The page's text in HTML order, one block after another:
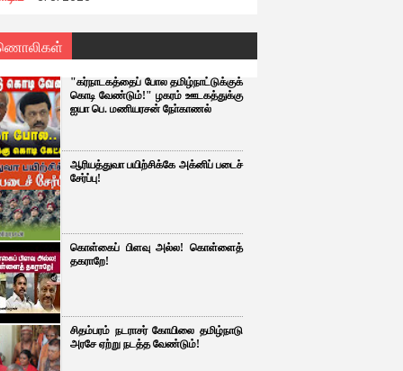
"கர்நாடகத்தைப் போல தமிழ்நாட்டுக்குக்
கொடி வேண்டும்!" ழகரம் ஊடகத்துக்கு
ஐயா பெ. மணியரசன் நோ்காணல்
ஆரியத்துவா பயிற்சிக்கே அக்னிப் படைச்
சேர்ப்பு!
கொள்கைப் பிளவு அல்ல! கொள்ளைத்
தகராறே!
சிதம்பரம் நடராசர் கோயிலை தமிழ்நாடு
அரசே ஏற்று நடத்த வேண்டும்!